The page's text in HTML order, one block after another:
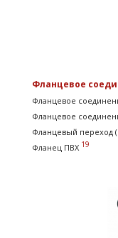
Фланцевое
Фланцевое
Фланцевое
Фланцевый переход
Фланец ПВХ 19